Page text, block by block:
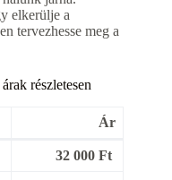
elkerülje a
tervezhesse meg a
részletesen
Ár
32 000 Ft